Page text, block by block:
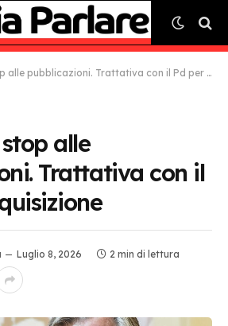
pubblicazioni. Trattativa con il Pd per l’acquisizione
stop alle
Trattativa con il
Luglio 8, 2026 2 min di lettura